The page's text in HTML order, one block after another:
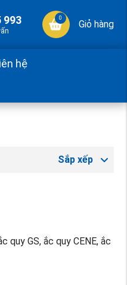
993 0
Giỏ hàng
hệ
Sắp xếp
quy GS, ắc quy CENE, ắc